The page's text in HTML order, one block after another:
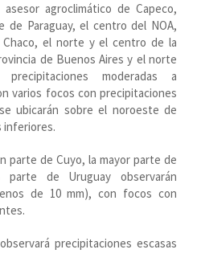
agroclimático de Capeco,
de Paraguay, el centro del NOA,
el norte y el centro de la
de Buenos Aires y el norte
moderadas a
varios focos con precipitaciones
ubicarán sobre el noroeste de
inferiores.
parte de Cuyo, la mayor parte de
parte de Uruguay observarán
de 10 mm), con focos con
precipitaciones escasas